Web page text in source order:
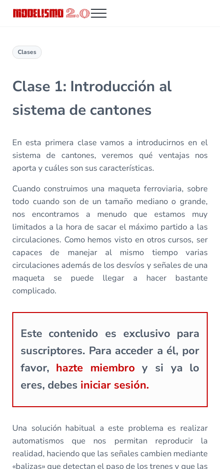
Menu
Clases
Clase 1: Introducción al
sistema de cantones
En esta primera clase vamos a introducirnos en el
sistema de cantones, veremos qué ventajas nos
aporta y cuáles son sus características.
Cuando construimos una maqueta ferroviaria, sobre
todo cuando son de un tamaño mediano o grande,
nos encontramos a menudo que estamos muy
limitados a la hora de sacar el máximo partido a las
circulaciones. Como hemos visto en otros cursos, ser
capaces de manejar al mismo tiempo varias
circulaciones además de los desvíos y señales de una
maqueta se puede llegar a hacer bastante
complicado.
Este contenido es exclusivo para
suscriptores. Para acceder a él, por
favor, hazte miembro y si ya lo
eres, debes iniciar sesión.
Una solución habitual a este problema es realizar
automatismos que nos permitan reproducir la
realidad, haciendo que las señales cambien mediante
«balizas» que detectan el paso de los trenes y que las